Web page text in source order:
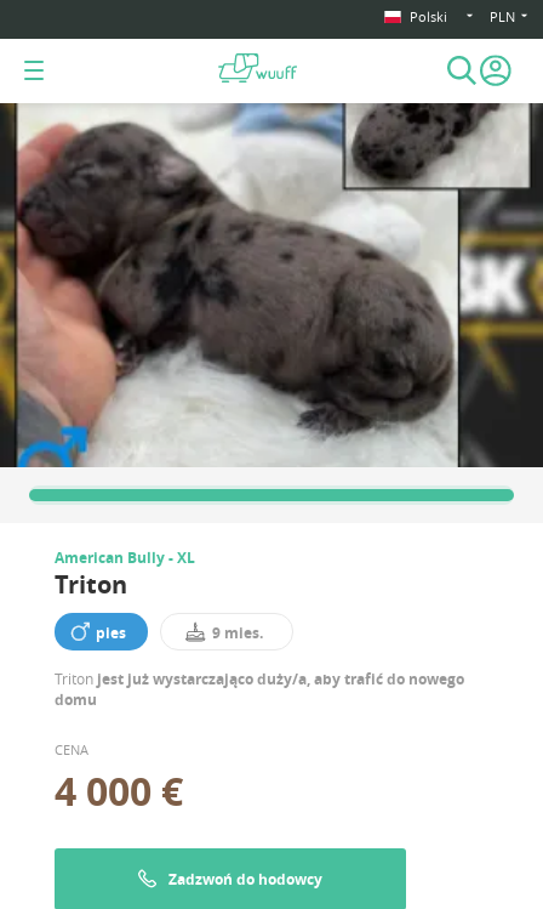
Polski PLN
American Bully - XL
Triton
pies 9 mies.
Triton jest już wystarczająco duży/a, aby trafić do nowego
domu
CENA
4 000 €
Zadzwoń do hodowcy